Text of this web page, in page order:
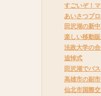
すごいぞ！
あいさつプ
田沢湖の新
楽しい移動
法政大学の
追悼式
田沢湖でバ
高雄市の副
仙北市国際